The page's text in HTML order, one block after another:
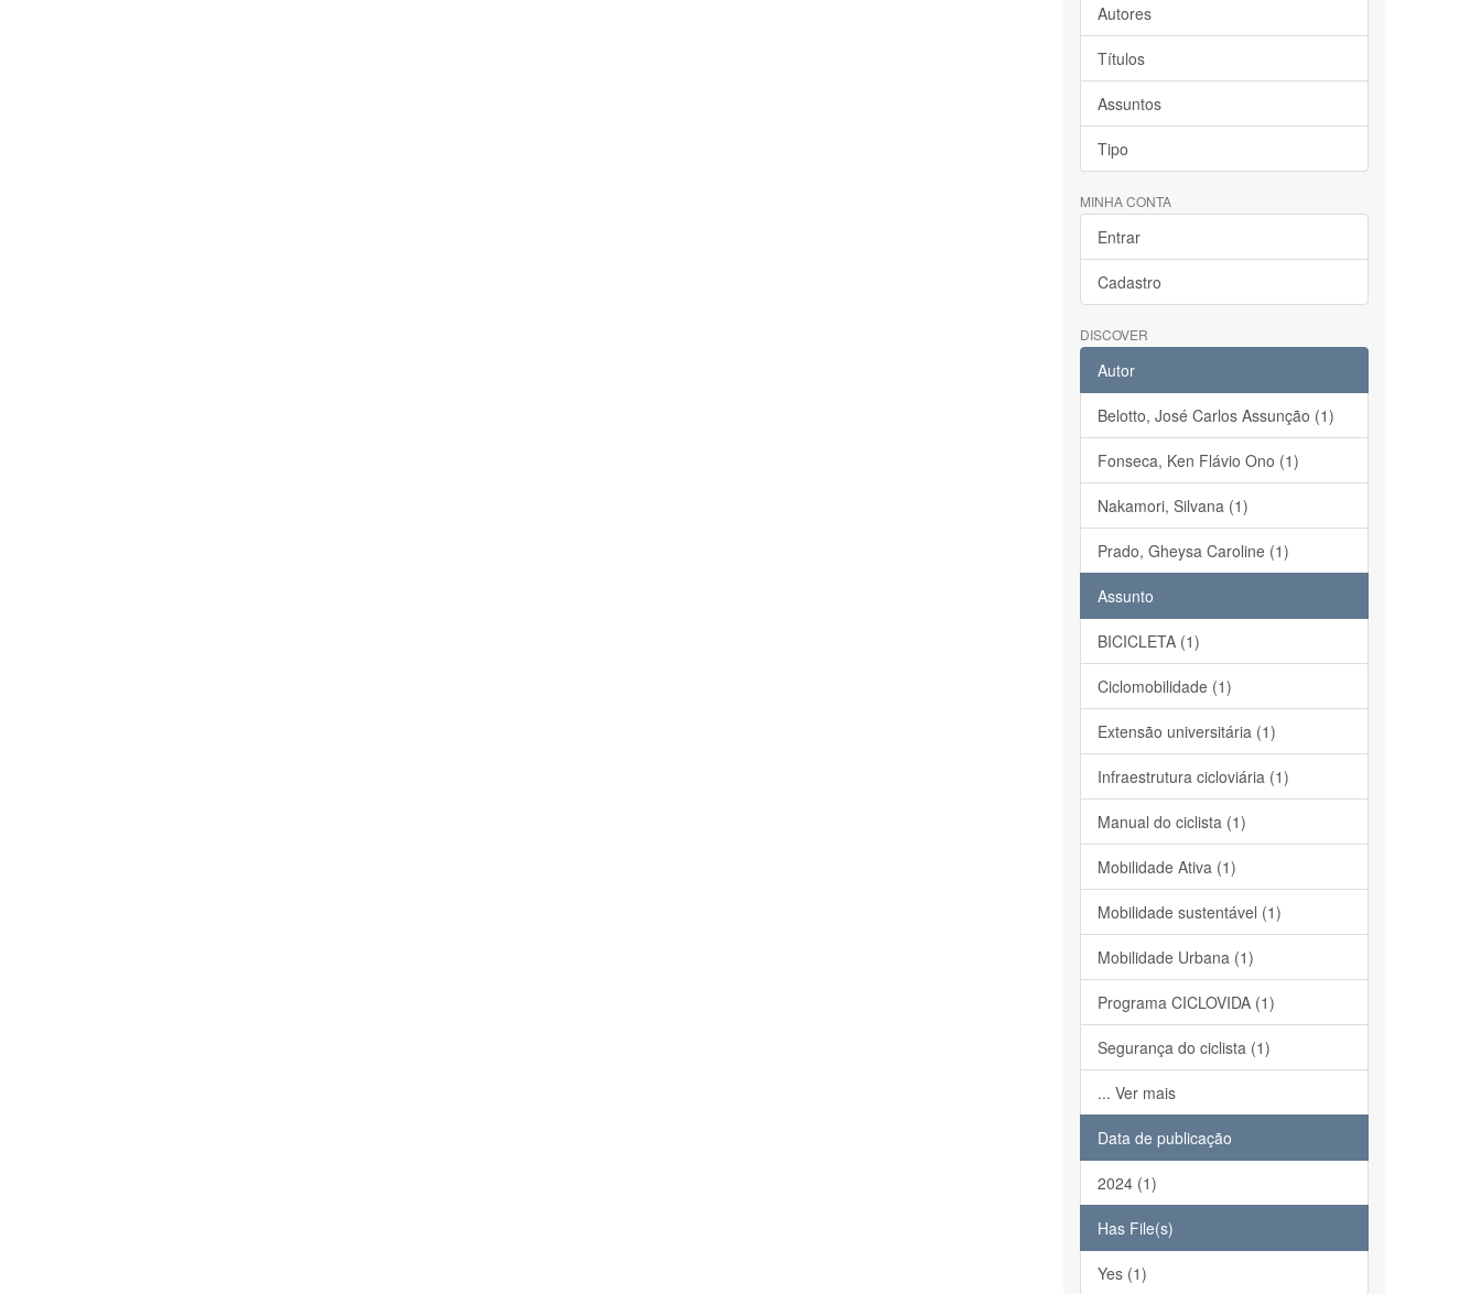
Autores
Títulos
Assuntos
Tipo
MINHA CONTA
Entrar
Cadastro
DISCOVER
Autor
Belotto, José Carlos Assunção (1)
Fonseca, Ken Flávio Ono (1)
Nakamori, Silvana (1)
Prado, Gheysa Caroline (1)
Assunto
BICICLETA (1)
Ciclomobilidade (1)
Extensão universitária (1)
Infraestrutura cicloviária (1)
Manual do ciclista (1)
Mobilidade Ativa (1)
Mobilidade sustentável (1)
Mobilidade Urbana (1)
Programa CICLOVIDA (1)
Segurança do ciclista (1)
... Ver mais
Data de publicação
2024 (1)
Has File(s)
Yes (1)